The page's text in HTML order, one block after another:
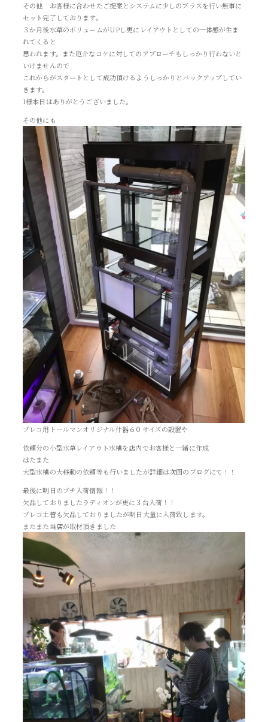
その他 お客様に合わせたご提案とシステムに少しのプラスを行い無事に
セット完了しております。
３か月後水草のボリュームがUPし更にレイアウトとしての一体感が生ま
れてくると
思われます。また厄介なコケに対してのアプローチもしっかり行わないと
いけませんので
これからがスタートとして成功頂けるようしっかりとバックアップしてい
きます。
I様本日はありがとうございました。
その他にも
プレコ用トールマンオリジナル什器６０サイズの設置や
依頼分の小型水草レイアウト水槽を店内でお客様と一緒に作成
はたまた
大型水槽の大移動の依頼等も行いましたが詳細は次回のブログにて！！
最後に明日のプチ入荷情報！！
欠品しておりましたラディオンが更に３台入荷！！
プレコ土管も欠品しておりましたが明日大量に入荷致します。
またまた当店が取材頂きました